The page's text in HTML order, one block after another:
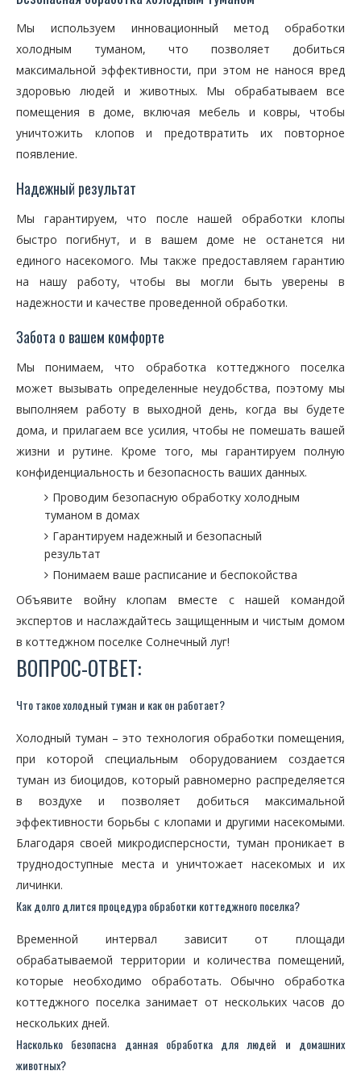
Мы используем инновационный метод обработки
холодным туманом, что позволяет добиться
максимальной эффективности, при этом не нанося вред
здоровью людей и животных. Мы обрабатываем все
помещения в доме, включая мебель и ковры, чтобы
уничтожить клопов и предотвратить их повторное
появление.
Надежный результат
Мы гарантируем, что после нашей обработки клопы
быстро погибнут, и в вашем доме не останется ни
единого насекомого. Мы также предоставляем гарантию
на нашу работу, чтобы вы могли быть уверены в
надежности и качестве проведенной обработки.
Забота о вашем комфорте
Мы понимаем, что обработка коттеджного поселка
может вызывать определенные неудобства, поэтому мы
выполняем работу в выходной день, когда вы будете
дома, и прилагаем все усилия, чтобы не помешать вашей
жизни и рутине. Кроме того, мы гарантируем полную
конфиденциальность и безопасность ваших данных.
Проводим безопасную обработку холодным
туманом в домах
Гарантируем надежный и безопасный
результат
Понимаем ваше расписание и беспокойства
Объявите войну клопам вместе с нашей командой
экспертов и наслаждайтесь защищенным и чистым домом
в коттеджном поселке Солнечный луг!
ВОПРОС-ОТВЕТ:
Что такое холодный туман и как он работает?
Холодный туман – это технология обработки помещения,
при которой специальным оборудованием создается
туман из биоцидов, который равномерно распределяется
в воздухе и позволяет добиться максимальной
эффективности борьбы с клопами и другими насекомыми.
Благодаря своей микродисперсности, туман проникает в
труднодоступные места и уничтожает насекомых и их
личинки.
Как долго длится процедура обработки коттеджного поселка?
Временной интервал зависит от площади
обрабатываемой территории и количества помещений,
которые необходимо обработать. Обычно обработка
коттеджного поселка занимает от нескольких часов до
нескольких дней.
Насколько безопасна данная обработка для людей и домашних
животных?